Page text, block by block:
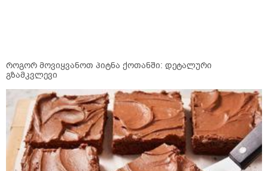
როგორ მოვიყვანოთ პიტნა ქოთანში: დეტალური
გზამკვლევი